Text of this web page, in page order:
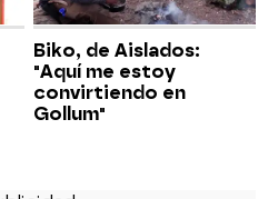
Biko, de Aislados:
"Aquí me estoy
convirtiendo en
Gollum"